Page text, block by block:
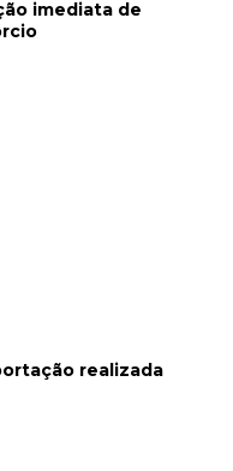
imediata de
realizada